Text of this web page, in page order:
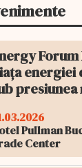
Forum
energiei
Pullman
Center